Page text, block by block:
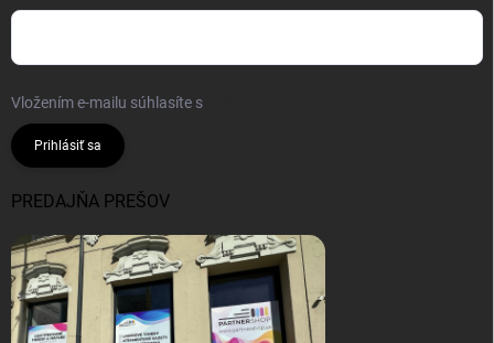
Vložením e-mailu súhlasíte s
Prihlásiť sa
PREDAJŇA PREŠOV